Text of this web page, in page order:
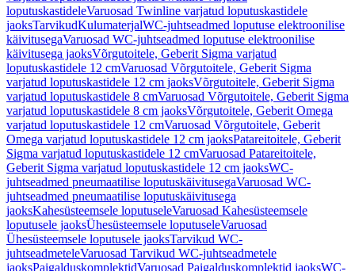
loputuskastideleVaruosad Twinline varjatud loputuskastidele
jaoksTarvikudKulumaterjalWC-juhtseadmed loputuse elektroonilise
käivitusegaVaruosad WC-juhtseadmed loputuse elektroonilise
käivitusega jaoksVõrgutoitele, Geberit Sigma varjatud
loputuskastidele 12 cmVaruosad Võrgutoitele, Geberit Sigma
varjatud loputuskastidele 12 cm jaoksVõrgutoitele, Geberit Sigma
varjatud loputuskastidele 8 cmVaruosad Võrgutoitele, Geberit Sigma
varjatud loputuskastidele 8 cm jaoksVõrgutoitele, Geberit Omega
varjatud loputuskastidele 12 cmVaruosad Võrgutoitele, Geberit
Omega varjatud loputuskastidele 12 cm jaoksPatareitoitele, Geberit
Sigma varjatud loputuskastidele 12 cmVaruosad Patareitoitele,
Geberit Sigma varjatud loputuskastidele 12 cm jaoksWC-
juhtseadmed pneumaatilise loputuskäivitusegaVaruosad WC-
juhtseadmed pneumaatilise loputuskäivitusega
jaoksKahesüsteemsele loputuseleVaruosad Kahesüsteemsele
loputusele jaoksÜhesüsteemsele loputuseleVaruosad
Ühesüsteemsele loputusele jaoksTarvikud WC-
juhtseadmeteleVaruosad Tarvikud WC-juhtseadmetele
jaoksPaigalduskomplektidVaruosad Paigalduskomplektid jaoksWC-